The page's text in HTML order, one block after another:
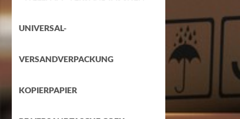
UNIVERSAL-
VERSANDVERPACKUNG
KOPIERPAPIER